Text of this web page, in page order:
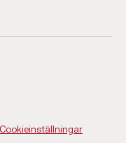
Cookieinställningar